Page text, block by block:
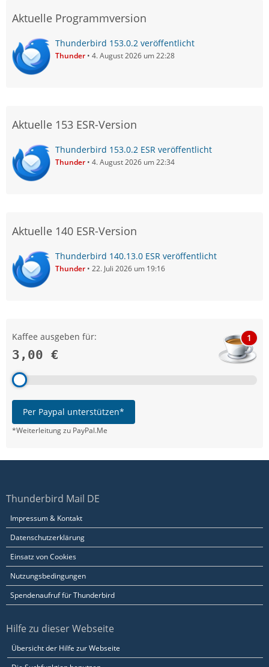
Aktuelle Programmversion
Thunderbird 153.0.2 veröffentlicht
Thunder 4. August 2026 um 22:28
Aktuelle 153 ESR-Version
Thunderbird 153.0.2 ESR veröffentlicht
Thunder 4. August 2026 um 22:34
Aktuelle 140 ESR-Version
Thunderbird 140.13.0 ESR veröffentlicht
Thunder 22. Juli 2026 um 19:16
Kaffee ausgeben für:
3,00 €
1
Per Paypal unterstützen*
*Weiterleitung zu PayPal.Me
Thunderbird Mail DE
Impressum & Kontakt
Datenschutzerklärung
Einsatz von Cookies
Nutzungsbedingungen
Spendenaufruf für Thunderbird
Hilfe zu dieser Webseite
Übersicht der Hilfe zur Webseite